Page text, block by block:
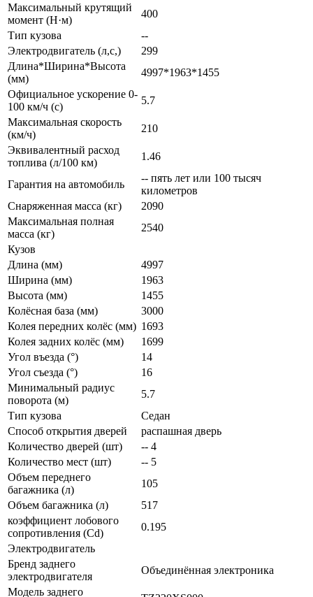
Максимальный крутящий
момент (Н·м)
400
Тип кузова
--
Электродвигатель (л,с,)
299
Длина*Ширина*Высота
(мм)
4997*1963*1455
Официальное ускорение 0-
100 км/ч (с)
5.7
Максимальная скорость
(км/ч)
210
Эквивалентный расход
топлива (л/100 км)
1.46
Гарантия на автомобиль
-- пять лет или 100 тысяч
километров
Снаряженная масса (кг)
2090
Максимальная полная
масса (кг)
2540
Кузов
Длина (мм)
4997
Ширина (мм)
1963
Высота (мм)
1455
Колёсная база (мм)
3000
Колея передних колёс (мм) 1693
Колея задних колёс (мм)
1699
Угол въезда (°)
14
Угол съезда (°)
16
Минимальный радиус
поворота (м)
5.7
Тип кузова
Седан
Способ открытия дверей
распашная дверь
Количество дверей (шт)
-- 4
Количество мест (шт)
-- 5
Объем переднего
багажника (л)
105
Объем багажника (л)
517
коэффициент лобового
сопротивления (Cd)
0.195
Электродвигатель
Бренд заднего
электродвигателя
Объединённая электроника
Модель заднего